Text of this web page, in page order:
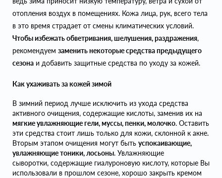
отопления воздух в помещениях. Кожа лица, рук, всего тела
в это время страдает от смены климатических условий.
Чтобы избежать обветривания, шелушения, раздражения,
рекомендуем заменить некоторые средства предыдущего
сезона и добавить защитные средства по уходу за кожей.
Как ухаживать за кожей зимой
В зимний период лучше исключить из ухода средства
активного очищения, содержащие кислоты, заменив их на
мягкие увлажняющие гели, муссы, пенки, молочко. Оставить
эти средства стоит лишь только для кожи, склонной к акне.
Вторым этапом очищения могут быть успокаивающие,
увлажняющие тоники, лосьоны. Увлажняющие
сыворотки, содержащие гиалуроновую кислоту, которые Вы
использовали в прошлом сезоне, хорошо закрыть кремом